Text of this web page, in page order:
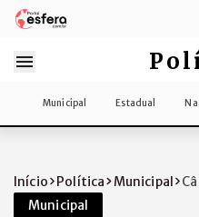
Municipal Estadual
Início Política Municipal
Municipal